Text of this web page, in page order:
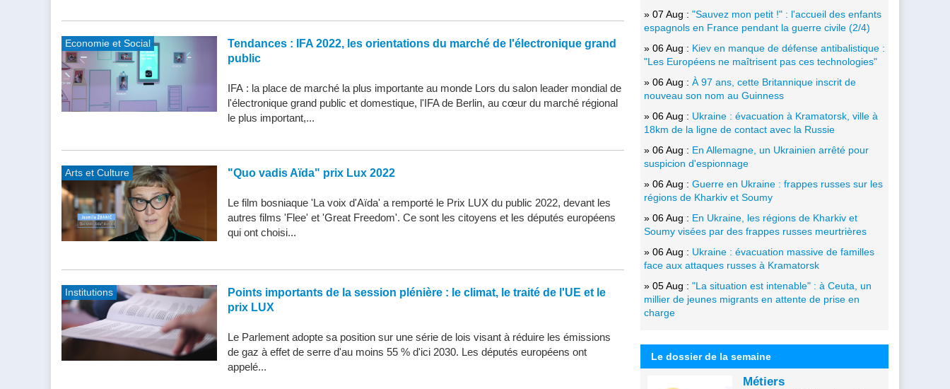
Economie et Social
Tendances : IFA 2022, les orientations du marché de l'électronique grand
public
IFA : la place de marché la plus importante au monde Lors du salon leader mondial de
l'électronique grand public et domestique, l'IFA de Berlin, au cœur du marché régional
le plus important,...
Arts et Culture "Quo vadis Aïda" prix Lux 2022
Le film bosniaque 'La voix d'Aïda' a remporté le Prix LUX du public 2022, devant les
autres films 'Flee' et 'Great Freedom'. Ce sont les citoyens et les députés européens
qui ont choisi...
Institutions
Points importants de la session plénière : le climat, le traité de l'UE et le
prix LUX
Le Parlement adopte sa position sur une série de lois visant à réduire les émissions
de gaz à effet de serre d'au moins 55 % d'ici 2030. Les députés européens ont
appelé...
» 07 Aug : "Sauvez mon petit !" : l'accueil des enfants
espagnols en France pendant la guerre civile (2/4)
» 06 Aug : Kiev en manque de défense antibalistique :
"Les Européens ne maîtrisent pas ces technologies"
» 06 Aug : À 97 ans, cette Britannique inscrit de
nouveau son nom au Guinness
» 06 Aug : Ukraine : évacuation à Kramatorsk, ville à
18km de la ligne de contact avec la Russie
» 06 Aug : En Allemagne, un Ukrainien arrêté pour
suspicion d'espionnage
» 06 Aug : Guerre en Ukraine : frappes russes sur les
régions de Kharkiv et Soumy
» 06 Aug : En Ukraine, les régions de Kharkiv et
Soumy visées par des frappes russes meurtrières
» 06 Aug : Ukraine : évacuation massive de familles
face aux attaques russes à Kramatorsk
» 05 Aug : "La situation est intenable" : à Ceuta, un
millier de jeunes migrants en attente de prise en
charge
Le dossier de la semaine
Métiers